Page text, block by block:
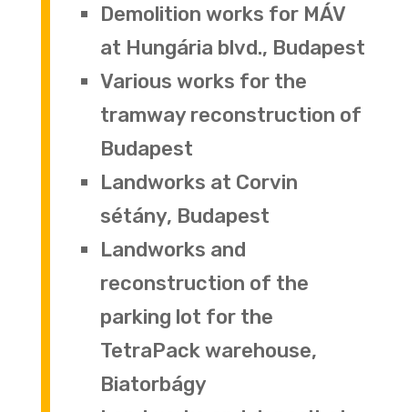
Demolition works for MÁV
at Hungária blvd., Budapest
Various works for the
tramway reconstruction of
Budapest
Landworks at Corvin
sétány, Budapest
Landworks and
reconstruction of the
parking lot for the
TetraPack warehouse,
Biatorbágy